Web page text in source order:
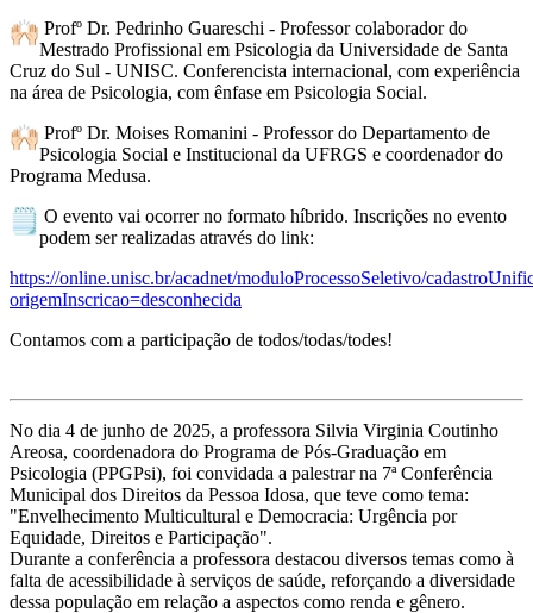
Profº Dr. Pedrinho Guareschi - Professor colaborador do
Mestrado Profissional em Psicologia da Universidade de Santa
Cruz do Sul - UNISC. Conferencista internacional, com experiência
na área de Psicologia, com ênfase em Psicologia Social.
Profº Dr. Moises Romanini - Professor do Departamento de
Psicologia Social e Institucional da UFRGS e coordenador do
Programa Medusa.
O evento vai ocorrer no formato híbrido. Inscrições no evento
podem ser realizadas através do link:
https://online.unisc.br/acadnet/moduloProcessoSeletivo/
origemInscricao=desconhecida
Contamos com a participação de todos/todas/todes!
No dia 4 de junho de 2025, a professora Silvia Virginia Coutinho
Areosa, coordenadora do Programa de Pós-Graduação em
Psicologia (PPGPsi), foi convidada a palestrar na 7ª Conferência
Municipal dos Direitos da Pessoa Idosa, que teve como tema:
"Envelhecimento Multicultural e Democracia: Urgência por
Equidade, Direitos e Participação".
Durante a conferência a professora destacou diversos temas como à
falta de acessibilidade à serviços de saúde, reforçando a diversidade
dessa população em relação a aspectos como renda e gênero.